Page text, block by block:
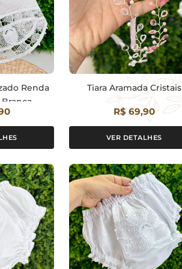
Renda
Tiara Aramada Cristais
R$ 69,90
VER DETALHES